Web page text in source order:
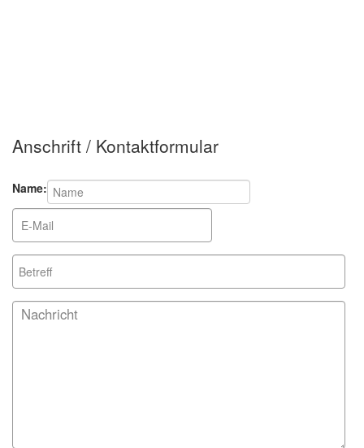
Anschrift / Kontaktformular
Name: